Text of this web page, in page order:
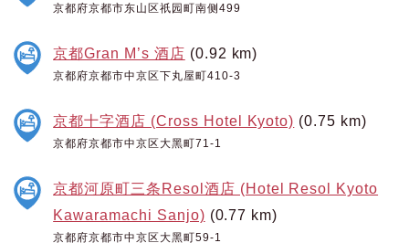
京都府京都市东山区祇园町南侧499
京都Gran M’s 酒店 (0.92 km)
京都府京都市中京区下丸屋町410-3
京都十字酒店 (Cross Hotel Kyoto) (0.75 km)
京都府京都市中京区大黑町71-1
京都河原町三条Resol酒店 (Hotel Resol Kyoto
Kawaramachi Sanjo) (0.77 km)
京都府京都市中京区大黑町59-1